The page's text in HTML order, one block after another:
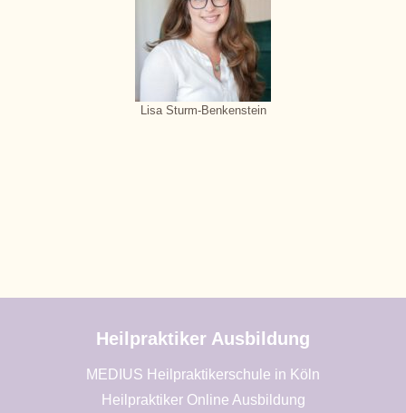
Lisa Sturm-Benkenstein
Heilpraktiker Ausbildung
MEDIUS Heilpraktikerschule in Köln
Heilpraktiker Online Ausbildung